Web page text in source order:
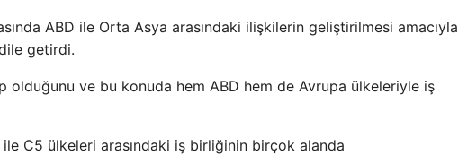
ABD ile Orta Asya arasındaki ilişkilerin geliştirilmesi amacıyla
getirdi.
olduğunu ve bu konuda hem ABD hem de Avrupa ülkeleriyle iş
ile C5 ülkeleri arasındaki iş birliğinin birçok alanda